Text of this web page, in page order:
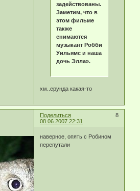
задействованы.
Заметим, что в
этом фильме
также
снимаются
музыкант Робби
Уильямс и наша
дочь Элла».
хм..ерунда какая-то
Поделиться
8
08.06.2007 22:31
наверное, опять с Робином
перепутали